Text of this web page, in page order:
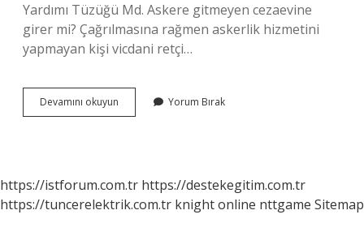
Yardımı Tüzüğü Md. Askere gitmeyen cezaevine
girer mi? Çağrılmasına rağmen askerlik hizmetini
yapmayan kişi vicdani retçi…
Devamını okuyun Hükümlü
Biri
Yorum Bırak
https://istforum.com.tr https://destekegitim.com.tr
https://tuncerelektrik.com.tr knight online nttgame Sitemap